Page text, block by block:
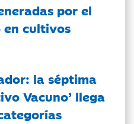
por el
cultivos
la séptima
Vacuno’ llega